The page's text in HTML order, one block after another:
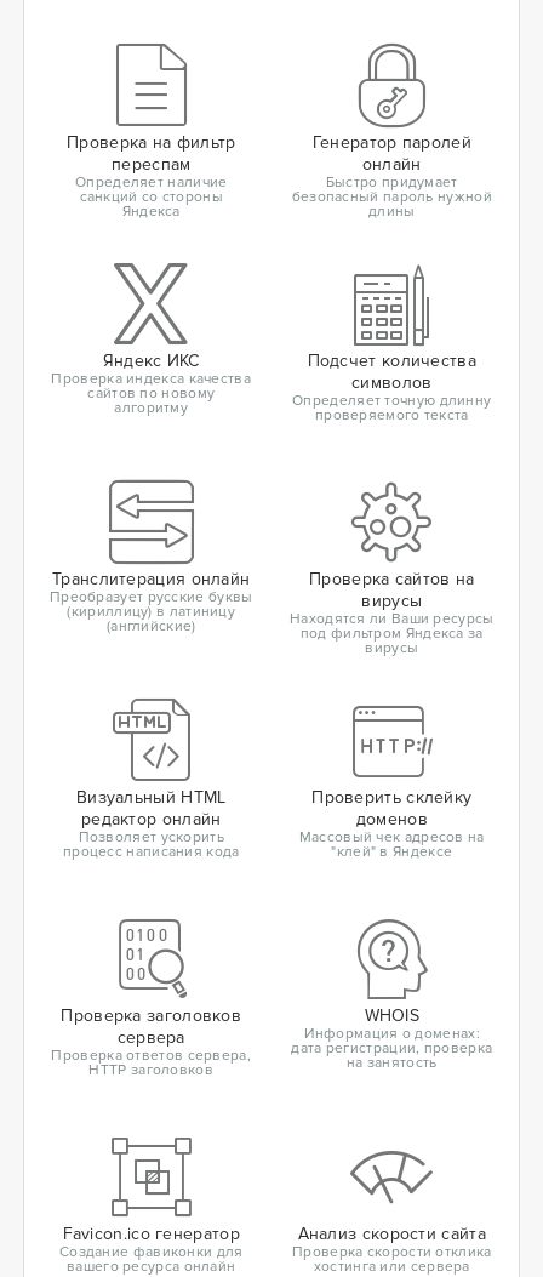
Проверка на фильтр
переспам
Определяет наличие
санкций со стороны
Яндекса
Генератор паролей
онлайн
Быстро придумает
безопасный пароль нужной
длины
Яндекс ИКС
Проверка индекса качества
сайтов по новому
алгоритму
Подсчет количества
символов
Определяет точную длинну
проверяемого текста
Транслитерация онлайн
Преобразует русские буквы
(кириллицу) в латиницу
(английские)
Проверка сайтов на
вирусы
Находятся ли Ваши ресурсы
под фильтром Яндекса за
вирусы
Визуальный HTML
редактор онлайн
Позволяет ускорить
процесс написания кода
Проверить склейку
доменов
Массовый чек адресов на
"клей" в Яндексе
Проверка заголовков
сервера
Проверка ответов сервера,
HTTP заголовков
WHOIS
Информация о доменах:
дата регистрации, проверка
на занятость
Favicon.ico генератор
Создание фавиконки для
вашего ресурса онлайн
Анализ скорости сайта
Проверка скорости отклика
хостинга или сервера